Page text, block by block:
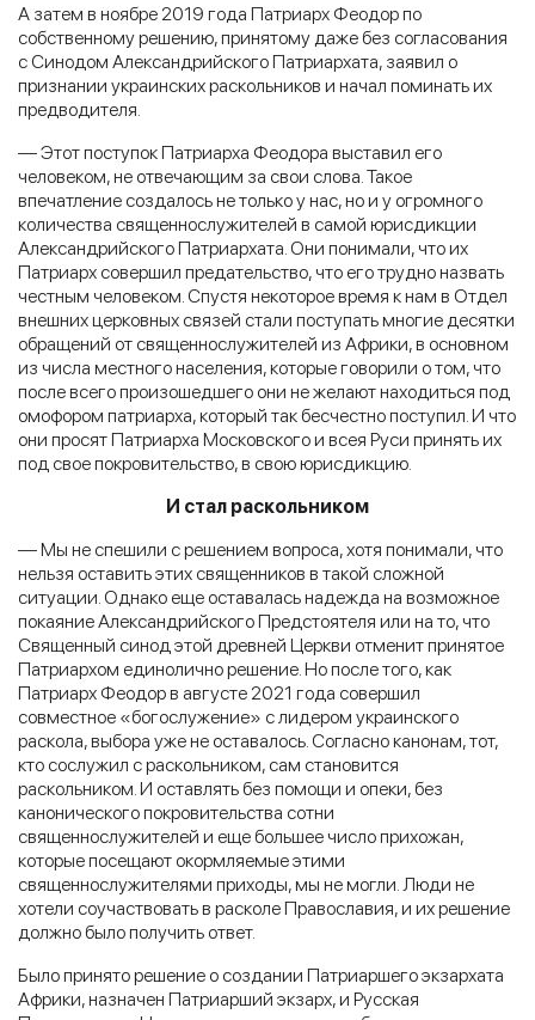
А затем в ноябре 2019 года Патриарх Феодор по
собственному решению, принятому даже без согласования
с Синодом Александрийского Патриархата, заявил о
признании украинских раскольников и начал поминать их
предводителя.
— Этот поступок Патриарха Феодора выставил его
человеком, не отвечающим за свои слова. Такое
впечатление создалось не только у нас, но и у огромного
количества священнослужителей в самой юрисдикции
Александрийского Патриархата. Они понимали, что их
Патриарх совершил предательство, что его трудно назвать
честным человеком. Спустя некоторое время к нам в Отдел
внешних церковных связей стали поступать многие десятки
обращений от священнослужителей из Африки, в основном
из числа местного населения, которые говорили о том, что
после всего произошедшего они не желают находиться под
омофором патриарха, который так бесчестно поступил. И что
они просят Патриарха Московского и всея Руси принять их
под свое покровительство, в свою юрисдикцию.
И стал раскольником
— Мы не спешили с решением вопроса, хотя понимали, что
нельзя оставить этих священников в такой сложной
ситуации. Однако еще оставалась надежда на возможное
покаяние Александрийского Предстоятеля или на то, что
Священный синод этой древней Церкви отменит принятое
Патриархом единолично решение. Но после того, как
Патриарх Феодор в августе 2021 года совершил
совместное «богослужение» с лидером украинского
раскола, выбора уже не оставалось. Согласно канонам, тот,
кто сослужил с раскольником, сам становится
раскольником. И оставлять без помощи и опеки, без
канонического покровительства сотни
священнослужителей и еще большее число прихожан,
которые посещают окормляемые этими
священнослужителями приходы, мы не могли. Люди не
хотели соучаствовать в расколе Православия, и их решение
должно было получить ответ.
Было принято решение о создании Патриаршего экзархата
Африки, назначен Патриарший экзарх, и Русская